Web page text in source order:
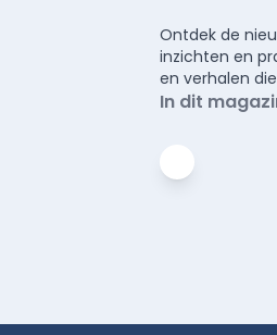
Ontdek de
inzichten en
en verhalen
In dit